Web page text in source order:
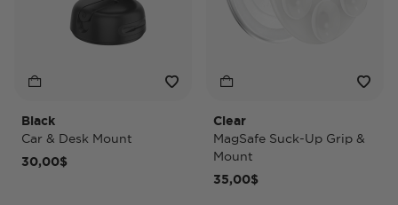
Black
Car & Desk Mount
30,00$
Clear
MagSafe Suck-Up Grip &
Mount
35,00$